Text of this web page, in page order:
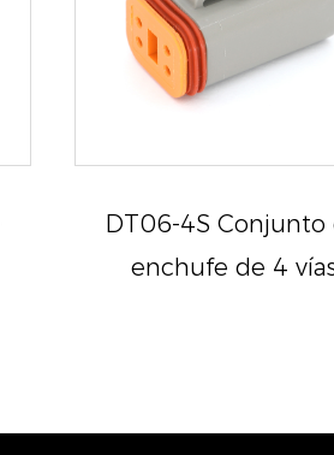
DT06-4S Conjunto
enchufe de 4